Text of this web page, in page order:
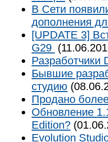
В Сети
дополнения
[UPDATE 3]
G29
Разработчики
Бывшие
студию
Продано
Обновление
Edition?
Evolution